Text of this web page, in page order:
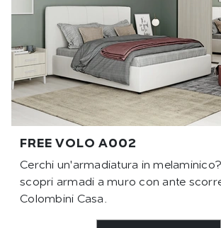
FREE VOLO A002
Cerchi un'armadiatura in
scopri armadi a muro con ante
Colombini Casa.